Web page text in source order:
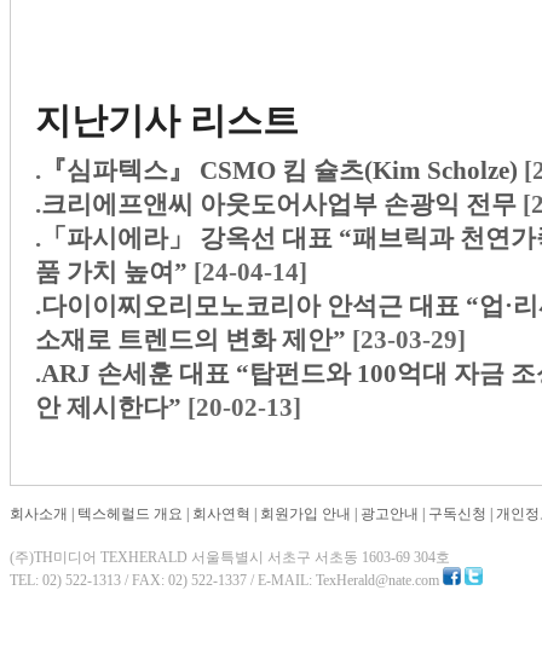
지난기사 리스트
. 『심파텍스』 CSMO 킴 슐츠(Kim Scholze)
.크리에프앤씨 아웃도어사업부 손광익 전무
. 「파시에라」 강옥선 대표 “패브릭과 천연
품 가치 높여” [24-04-14]
.다이이찌오리모노코리아 안석근 대표 “업·
소재로 트렌드의 변화 제안” [23-03-29]
.ARJ 손세훈 대표 “탑펀드와 100억대 자금
안 제시한다” [20-02-13]
회사소개 텍스헤럴드 개요 회사연혁 회원가입 안내 광고안내 구독신청 개인
(주)TH미디어 TEXHERALD 서울특별시 서초구 서초동 1603-69 304호
TEL: 02) 522-1313 / FAX: 02) 522-1337 / E-MAIL: TexHerald@nate.com